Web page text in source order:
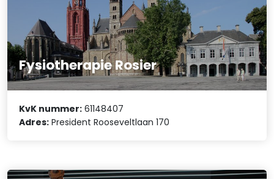
Fysiotherapie Rosier
KvK nummer: 61148407
Adres: President Rooseveltlaan 170